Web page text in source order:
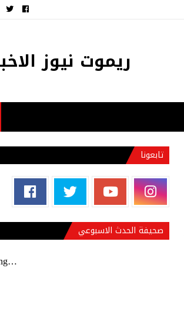
ريموت نيوز
تابعونا
صحيفة الحدث الاسبوعي